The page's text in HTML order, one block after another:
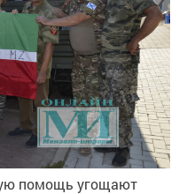
помощь угощают